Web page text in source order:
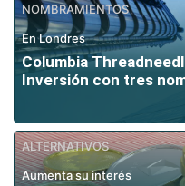
NOMBRAMIENTOS
En Londres
Columbia
Inversión con tres
ALTERNATIVOS
Aumenta su interés